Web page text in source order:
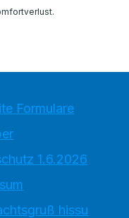
Formulare
1.6.2026
hissu